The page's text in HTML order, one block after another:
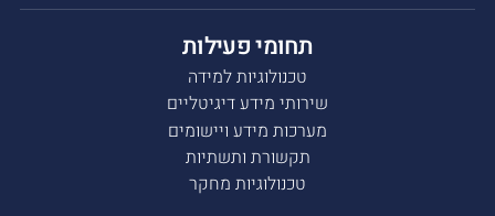
תחומי פעילות
טכנולוגיות למידה
שירותי מידע דיגיטליים
מערכות מידע ויישומים
תקשורת ותשתיות
טכנולוגיות מחקר